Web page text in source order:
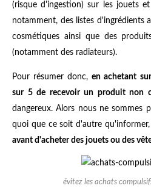
(risque d'ingestion) sur les jouets
notamment, des listes d'ingrédients
cosmétiques ainsi que des
(notamment des radiateurs).
Pour résumer donc,en achetant
sur 5 de recevoir un produit non
dangereux. Alors nous ne sommes
quoi que ce soit d'autre qu'informer,
avant d'acheter des jouets ou des
évitez les achats